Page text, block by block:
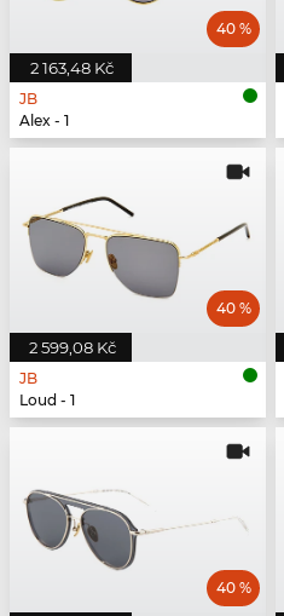
2 163,48 Kč
40 %
JB
Alex - 1
2 599,08 Kč
40 %
JB
Loud - 1
40 %